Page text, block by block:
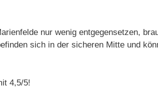
nur wenig entgegensetzen,
sich in der sicheren Mitte und
4,5/5!